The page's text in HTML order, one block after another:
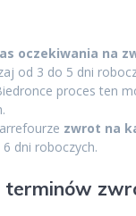
oczekiwania na
od 3 do 5 dni
proces ten
zwrot na
dni roboczych.
terminów